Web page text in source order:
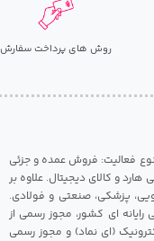
روش های پرداخت سفارش
گیلان {فروشگاه اینترنتی می هارد}؛ مرجع قیمت روزانه هارد. شروع فعالیت: سال 1395. نوع فعالیت: فروش عمده و جزئی
و کالای دیجیتال. علاوه بر
پزشکی، صنعتی و فولادی.
ای کشور، مجوز رسمی از
(ای نماد) و مجوز رسمی